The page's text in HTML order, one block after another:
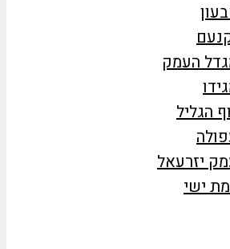
העמק
הגליל
יזרעאל
ישי